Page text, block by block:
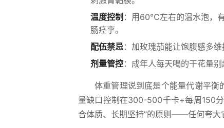
温度控制 ：用60℃左右的温水泡，
肠痉挛。
配伍禁忌：加玫瑰茄能让饱腹感多
剂量管控：成年人每天喝的干花量
体重管理说到底是个能量代谢平衡
量缺口控制在300-500千卡+每周150
合体质、长期坚持”的原则——任何夸大